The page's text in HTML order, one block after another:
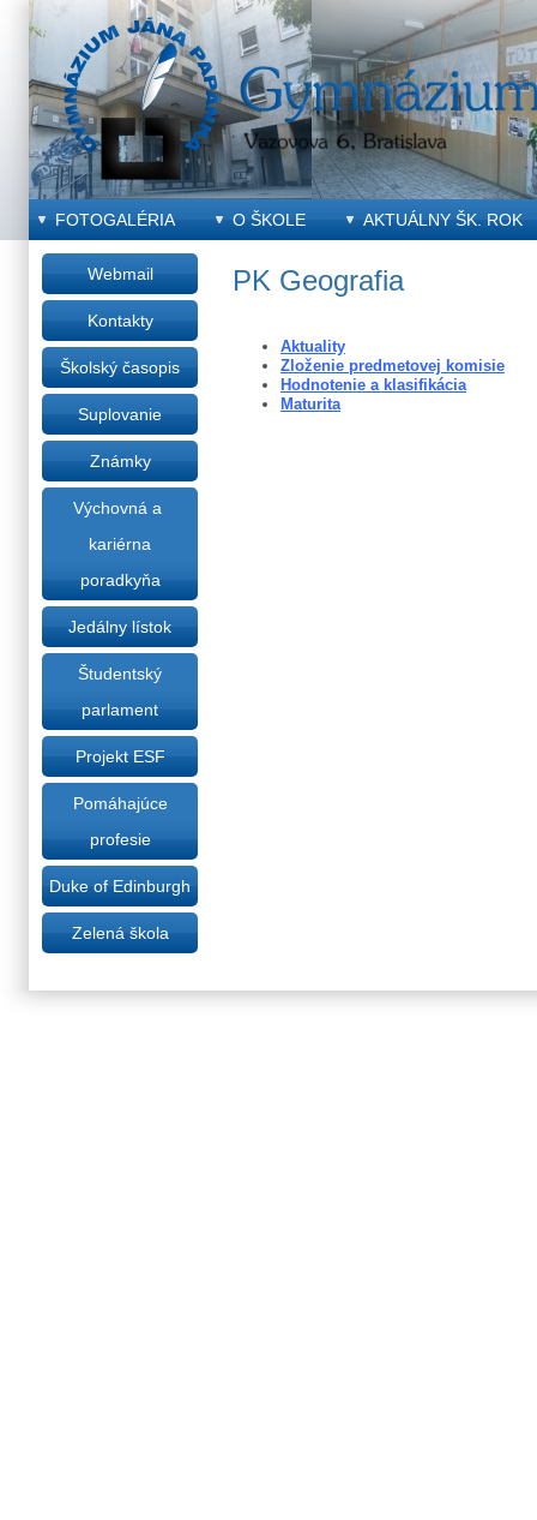
FOTOGALÉRIA O ŠKOLE AKTUÁLNY ŠK. ROK
PK Geografia
Aktuality
Zloženie predmetovej komisie
Hodnotenie a klasifikácia
Maturita
Webmail
Kontakty
Školský časopis
Suplovanie
Známky
Výchovná a
kariérna
poradkyňa
Jedálny lístok
Študentský
parlament
Projekt ESF
Pomáhajúce
profesie
Duke of Edinburgh
Zelená škola